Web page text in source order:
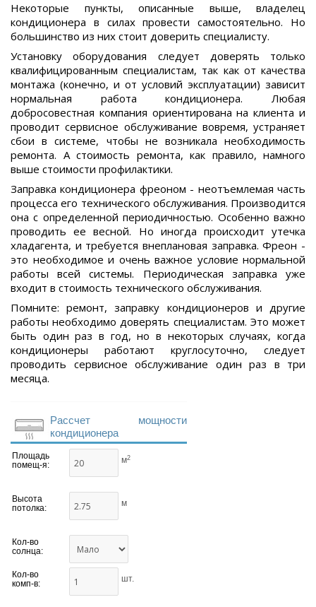
Некоторые пункты, описанные выше, владелец
кондиционера в силах провести самостоятельно. Но
большинство из них стоит доверить специалисту.
Установку оборудования следует доверять только
квалифицированным специалистам, так как от качества
монтажа (конечно, и от условий эксплуатации) зависит
нормальная работа кондиционера. Любая
добросовестная компания ориентирована на клиента и
проводит сервисное обслуживание вовремя, устраняет
сбои в системе, чтобы не возникала необходимость
ремонта. А стоимость ремонта, как правило, намного
выше стоимости профилактики.
Заправка кондиционера фреоном - неотъемлемая часть
процесса его технического обслуживания. Производится
она с определенной периодичностью. Особенно важно
проводить ее весной. Но иногда происходит утечка
хладагента, и требуется внеплановая заправка. Фреон -
это необходимое и очень важное условие нормальной
работы всей системы. Периодическая заправка уже
входит в стоимость технического обслуживания.
Помните: ремонт, заправку кондиционеров и другие
работы необходимо доверять специалистам. Это может
быть один раз в год, но в некоторых случаях, когда
кондиционеры работают круглосуточно, следует
проводить сервисное обслуживание один раз в три
месяца.
Рассчет мощности
кондиционера
Площадь
помещ-я:
м2
Высота
потолка:
м
Кол-во
солнца:
Кол-во
комп-в:
шт.